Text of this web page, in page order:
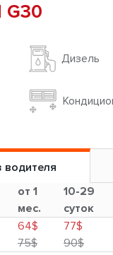
G30
Дизель
водителя
от 1
мес.
10-29
суток
64$
75$
77$
90$